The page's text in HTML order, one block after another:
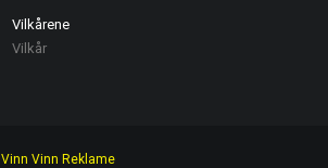
Vilkårene
Vilkår
Vinn Vinn Reklame